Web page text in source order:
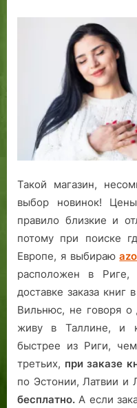
Такой магазин,
выбор новинок!
правило близкие и
потому при поиске
Европе, я выбираю
расположен в
доставке заказа
Вильнюс, не говоря о
живу в Таллине, и
быстрее из Риги,
третьих, при заказе
по Эстонии, Латвии и
бесплатно. А если